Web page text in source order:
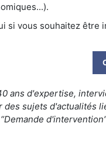
si vous souhaitez être
ans d'expertise,
sujets d'actualités